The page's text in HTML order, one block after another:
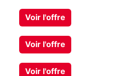
Voir l'offre
Voir l'offre
Voir l'offre